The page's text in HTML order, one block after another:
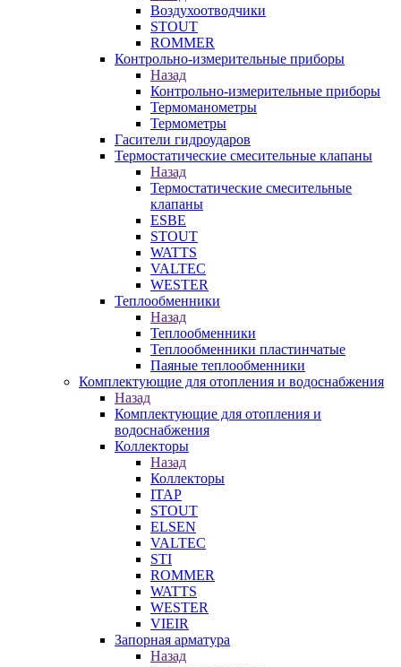
Воздухоотводчики
STOUT
ROMMER
Контрольно-измерительные приборы
Назад
Контрольно-измерительные приборы
Термоманометры
Термометры
Гасители гидроударов
Термостатические смесительные клапаны
Назад
Термостатические смесительные
клапаны
ESBE
STOUT
WATTS
VALTEC
WESTER
Теплообменники
Назад
Теплообменники
Теплообменники пластинчатые
Паяные теплообменники
Комплектующие для отопления и водоснабжения
Назад
Комплектующие для отопления и
водоснабжения
Коллекторы
Назад
Коллекторы
ITAP
STOUT
ELSEN
VALTEC
STI
ROMMER
WATTS
WESTER
VIEIR
Запорная арматура
Назад